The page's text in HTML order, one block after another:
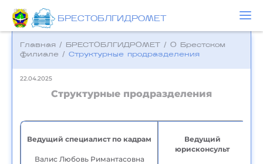
БРЕСТОБЛГИДРОМЕТ
Главная / БРЕСТОБЛГИДРОМЕТ / О Брестском
филиале / Структурные продразделения
22.04.2025
Структурные продразделения
Ведущий специалист по кадрам
Валис Любовь Римантасовна
Ведущий
юрисконсульт